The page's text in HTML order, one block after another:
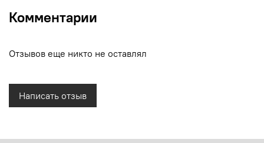
Комментарии
Отзывов еще никто не оставлял
Написать отзыв